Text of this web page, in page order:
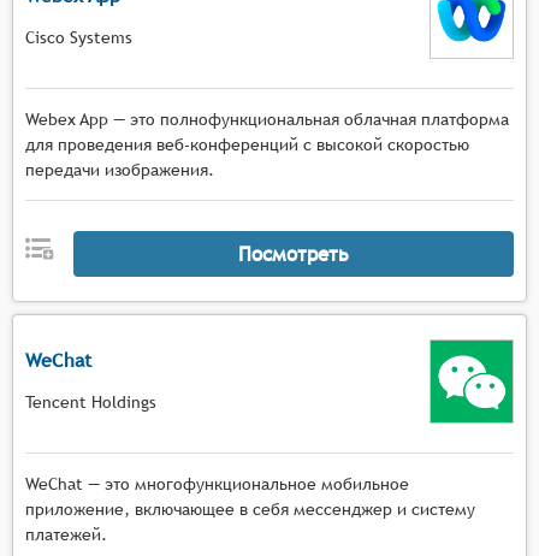
Cisco Systems
Webex App — это полнофункциональная облачная платформа
для проведения веб-конференций с высокой скоростью
передачи изображения.
Посмотреть
WeChat
Tencent Holdings
WeChat — это многофункциональное мобильное
приложение, включающее в себя мессенджер и систему
платежей.